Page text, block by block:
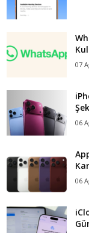
07
06
06